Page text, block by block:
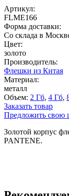
Артикул:
FLME166
Форма доставки:
Со склада в
Цвет:
золото
Производитель:
Флешки из Китая
Материал:
металл
Объем: 2 Гб, 4 Гб,
Заказать товар
Предложить свою
Золотой корпус
PANTENE.